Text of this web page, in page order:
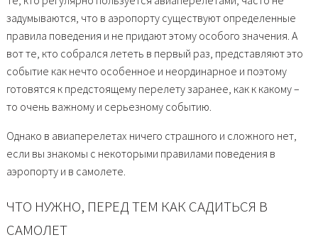
задумываются, что в аэропорту существуют определенные
правила поведения и не придают этому особого значения. А
вот те, кто собрался лететь в первый раз, представляют это
событие как нечто особенное и неординарное и поэтому
готовятся к предстоящему перелету заранее, как к какому –
то очень важному и серьезному событию.
Однако в авиаперелетах ничего страшного и сложного нет,
если вы знакомы с некоторыми правилами поведения в
аэропорту и в самолете.
ЧТО НУЖНО, ПЕРЕД ТЕМ КАК САДИТЬСЯ В
САМОЛЕТ